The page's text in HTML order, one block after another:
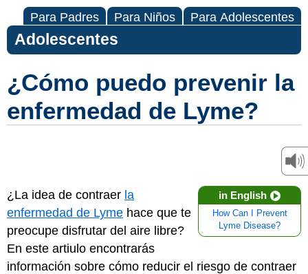
Para Padres Para Niños Para Adolescentes
Adolescentes
¿Cómo puedo prevenir la
enfermedad de Lyme?
in English
How Can I Prevent
Lyme Disease?
¿La idea de contraer la
enfermedad de Lyme hace que te
preocupe disfrutar del aire libre?
En este artiulo encontrarás
información sobre cómo reducir el riesgo de contraer